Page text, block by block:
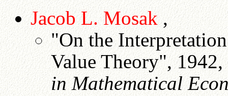
Jacob L. Mosak ,
"On the
Value Theory",
in Mathematical